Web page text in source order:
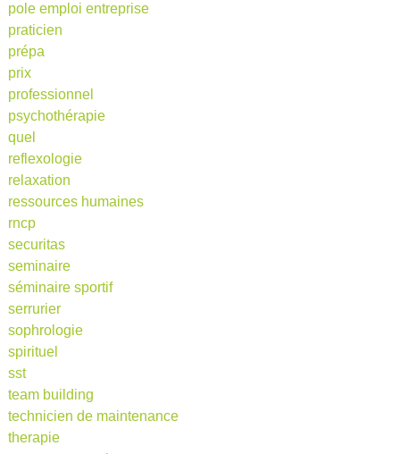
pole emploi entreprise
praticien
prépa
prix
professionnel
psychothérapie
quel
reflexologie
relaxation
ressources humaines
rncp
securitas
seminaire
séminaire sportif
serrurier
sophrologie
spirituel
sst
team building
technicien de maintenance
therapie